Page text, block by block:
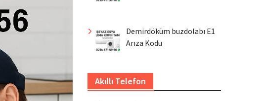
Demirdöküm buzdolabı E1
Arıza Kodu
Akıllı Telefon